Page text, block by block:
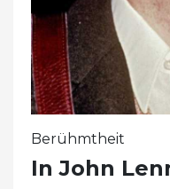
Berühmtheit
In John